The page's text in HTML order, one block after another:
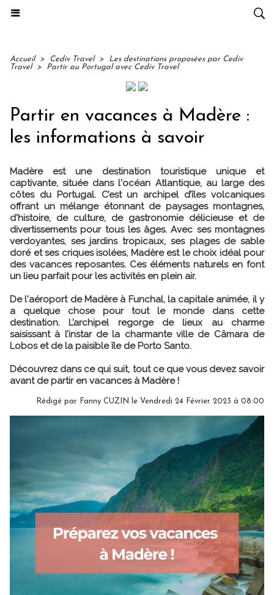
Accueil > Cediv Travel >
Les destinations proposées par Cediv
Travel
> Partir au Portugal avec Cediv Travel
Partir en vacances à Madère :
les informations à savoir
Madère est une destination touristique unique et
captivante, située dans l'océan Atlantique, au large des
côtes du Portugal. C’est un archipel d’îles volcaniques
offrant un mélange étonnant de paysages montagnes,
d'histoire, de culture, de gastronomie délicieuse et de
divertissements pour tous les âges. Avec ses montagnes
verdoyantes, ses jardins tropicaux, ses plages de sable
doré et ses criques isolées, Madère est le choix idéal pour
des vacances reposantes. Ces éléments naturels en font
un lieu parfait pour les activités en plein air.
De l'aéroport de Madère à Funchal, la capitale animée, il y
a quelque chose pour tout le monde dans cette
destination. L’archipel regorge de lieux au charme
saisissant à l’instar de la charmante ville de Câmara de
Lobos et de la paisible île de Porto Santo.
Découvrez dans ce qui suit, tout ce que vous devez savoir
avant de partir en vacances à Madère !
Rédigé par Fanny CUZIN le Vendredi 24 Février 2023 à 08:00